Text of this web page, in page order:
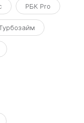
РБК Pro